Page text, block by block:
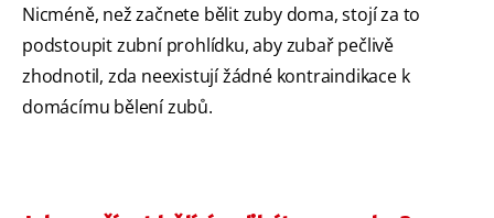
Nicméně, než začnete bělit zuby doma, stojí za to
podstoupit zubní prohlídku, aby zubař pečlivě
zhodnotil, zda neexistují žádné kontraindikace k
domácímu bělení zubů.